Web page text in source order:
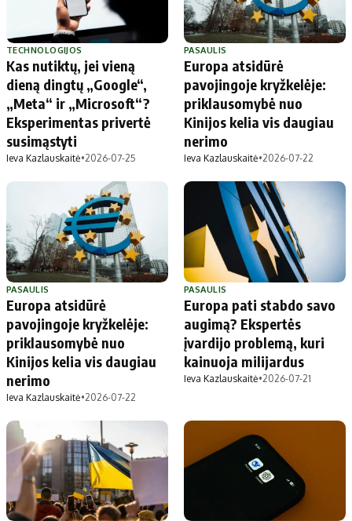
TECHNOLOGIJOS
Kas nutiktų, jei vieną
dieną dingtų „Google“,
„Meta“ ir „Microsoft“?
Eksperimentas privertė
susimąstyti
Ieva Kazlauskaitė•2026-07-25
PASAULIS
Europa atsidūrė
pavojingoje kryžkelėje:
priklausomybė nuo
Kinijos kelia vis daugiau
nerimo
Ieva Kazlauskaitė•2026-07-22
PASAULIS
Europa atsidūrė
pavojingoje kryžkelėje:
priklausomybė nuo
Kinijos kelia vis daugiau
nerimo
Ieva Kazlauskaitė•2026-07-22
PASAULIS
Europa pati stabdo savo
augimą? Ekspertės
įvardijo problemą, kuri
kainuoja milijardus
Ieva Kazlauskaitė•2026-07-21